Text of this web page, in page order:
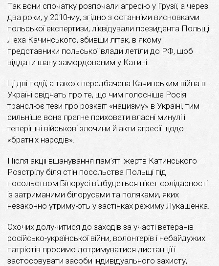
Так вони спочатку розпочали агресію у Грузії, а через
два роки, у 2010-му, згідно з останніми висновками
польської експертизи, ліквідували президента Польщі
Леха Качинського, збивши літак, в якому
представники польської влади летіли до РФ, щоб
віддати шану замордованим у Катині.
Ці дві події, а також передбачена Качинським війна в
Україні свідчать про те, що чим голосніше Росія
транслює тези про розквіт «нацизму» в Україні, тим
сильніше вона прагне приховати власні минулі і
теперішні військові злочини й акти агресії щодо
«братніх народів».
Після акції вшанування пам’яті жертв Катинського
Розстрілу біля стін посольства Польщі під
посольством Білорусі відбудеться пікет солідарності
із затриманими білорусами та поляками, яких
незаконно утримують у застінках режиму Лукашенка.
Охочих долучитися до заходів за участі ветеранів
російсько-української війни, волонтерів і небайдужих
патріотів просимо дотримуватися дистанції і
застосовувати засоби індивідуального захисту,